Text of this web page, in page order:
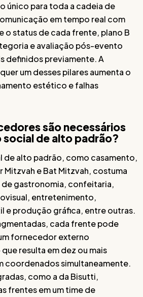
único para toda a cadeia de
em tempo real com
o status de cada frente, plano B
e avaliação pós-evento
definidos previamente. A
um desses pilares aumenta o
estético e falhas
são necessários
social de alto padrão?
de alto padrão, como casamento,
Mitzvah e Bat Mitzvah, costuma
gastronomia, confeitaria,
entretenimento,
e produção gráfica, entre outras.
cada frente pode
fornecedor externo
resulta em dez ou mais
coordenados simultaneamente.
como a da Bisutti,
frentes em um time de